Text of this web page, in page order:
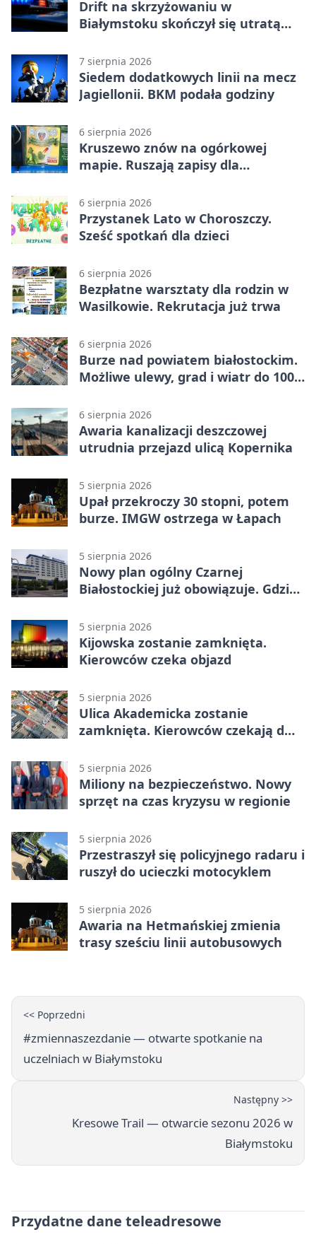
Drift na skrzyżowaniu w
Białymstoku skończył się utratą
7 sierpnia 2026
Siedem dodatkowych linii na mecz
Jagiellonii. BKM podała godziny
6 sierpnia 2026
Kruszewo znów na ogórkowej
mapie. Ruszają zapisy dla
6 sierpnia 2026
Przystanek Lato w Choroszczy.
Sześć spotkań dla dzieci
6 sierpnia 2026
Bezpłatne warsztaty dla rodzin w
Wasilkowie. Rekrutacja już trwa
6 sierpnia 2026
Burze nad powiatem białostockim.
Możliwe ulewy, grad i wiatr do 100
6 sierpnia 2026
Awaria kanalizacji deszczowej
utrudnia przejazd ulicą Kopernika
5 sierpnia 2026
Upał przekroczy 30 stopni, potem
burze. IMGW ostrzega w Łapach
5 sierpnia 2026
Nowy plan ogólny Czarnej
Białostockiej już obowiązuje. Gdzie
5 sierpnia 2026
Kijowska zostanie zamknięta.
Kierowców czeka objazd
5 sierpnia 2026
Ulica Akademicka zostanie
zamknięta. Kierowców czekają dwa
5 sierpnia 2026
Miliony na bezpieczeństwo. Nowy
sprzęt na czas kryzysu w regionie
5 sierpnia 2026
Przestraszył się policyjnego radaru i
ruszył do ucieczki motocyklem
5 sierpnia 2026
Awaria na Hetmańskiej zmienia
trasy sześciu linii autobusowych
<< Poprzedni
#zmiennaszezdanie — otwarte spotkanie na
uczelniach w Białymstoku
Następny >>
Kresowe Trail — otwarcie sezonu 2026 w
Białymstoku
Przydatne dane teleadresowe